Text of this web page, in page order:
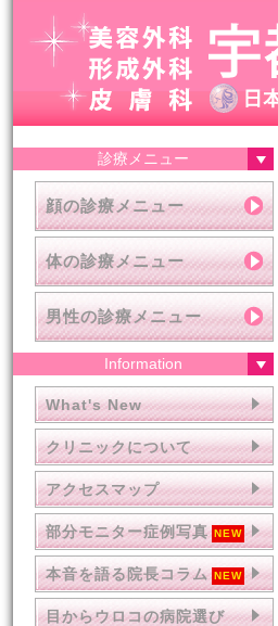
診療メニュー
顔の診療メニュー
体の診療メニュー
男性の診療メニュー
Information
What's New
クリニックについて
アクセスマップ
部分モニター症例写真
本音を語る院長コラム
目からウロコの病院選び